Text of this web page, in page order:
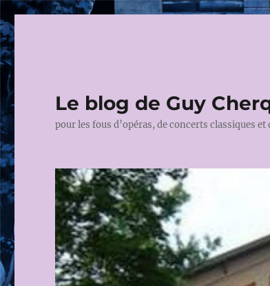
Le blog de Guy
pour les fous d’opéras, de concerts classiques et